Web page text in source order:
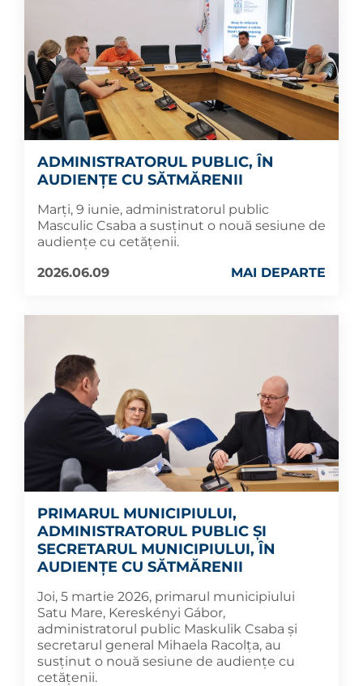
ADMINISTRATORUL PUBLIC, ÎN
AUDIENȚE CU SĂTMĂRENII
Marți, 9 iunie, administratorul public
Masculic Csaba a susținut o nouă sesiune de
audiențe cu cetățenii.
2026.06.09
MAI DEPARTE
PRIMARUL MUNICIPIULUI,
ADMINISTRATORUL PUBLIC ȘI
SECRETARUL MUNICIPIULUI, ÎN
AUDIENȚE CU SĂTMĂRENII
Joi, 5 martie 2026, primarul municipiului
Satu Mare, Kereskényi Gábor,
administratorul public Maskulik Csaba și
secretarul general Mihaela Racolța, au
susținut o nouă sesiune de audiențe cu
cetățenii.